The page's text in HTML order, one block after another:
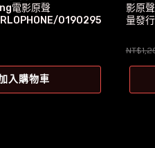
電影原聲
0190295
入購物車
影原
量發
NT$